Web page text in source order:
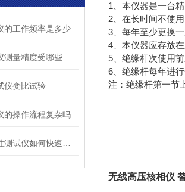
的工作频率是多少
仪变比试验
的操作流程复杂吗
1、本仪器是一台
2、在长时间不使
3、每年至少更换
4、本仪器应存放
5、绝缘杆次使用
6、绝缘杆每年进
注：绝缘杆第一节
无线高压核相仪